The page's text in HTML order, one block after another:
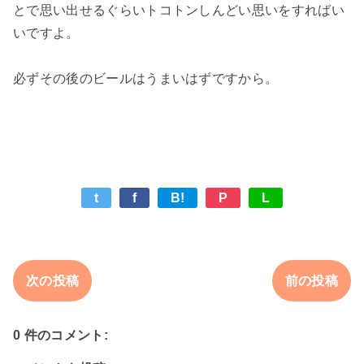
とで思い出せるぐらいトコトンしんどい思いをすればい
いですよ。
必ずその後のビールはうまいはずですから。
t f B! P L
次の投稿 前の投稿
0 件のコメント: